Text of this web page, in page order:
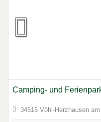
Camping- und
34516 Vöhl-Herzhausen